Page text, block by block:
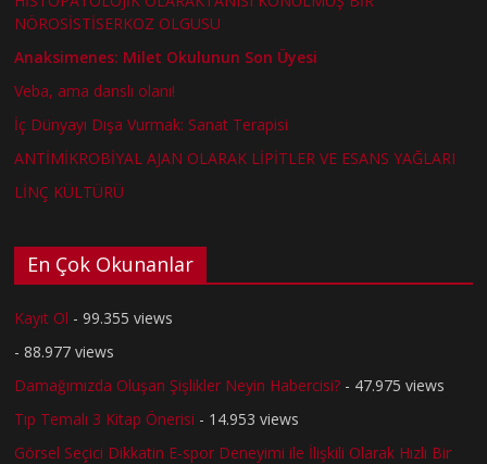
NÖROSİSTİSERKOZ OLGUSU
Anaksimenes: Milet Okulunun Son Üyesi
Veba, ama danslı olanı!
İç Dünyayı Dışa Vurmak: Sanat Terapisi
ANTİMİKROBİYAL AJAN OLARAK LİPİTLER VE ESANS YAĞLARI
LİNÇ KÜLTÜRÜ
En Çok Okunanlar
Kayıt Ol - 99.355 views
- 88.977 views
Damağımızda Oluşan Şişlikler Neyin Habercisi? - 47.975 views
Tıp Temalı 3 Kitap Önerisi - 14.953 views
Görsel Seçici Dikkatin E-spor Deneyimi ile İlişkili Olarak Hızlı Bir